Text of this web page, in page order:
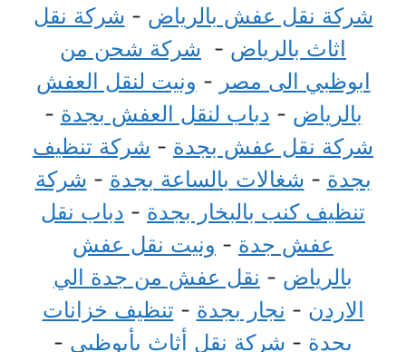
شركة نقل عفش بالرياض - شركة نقل
اثاث بالرياض - شركة شحن من
ابوظبي الى مصر - ونيت لنقل العفش
بالرياض - دباب لنقل العفش بجدة -
شركة نقل عفش بجدة - شركة تنظيف
بجدة - شغالات بالساعة بجدة - شركة
تنظيف كنب بالبخار بجدة - دباب نقل
عفش جدة - ونيت نقل عفش
بالرياض - نقل عفش من جدة الي
الاردن - نجار بجدة - تنظيف خزانات
بجدة - شركة نقل أثاث بأبوظبي -